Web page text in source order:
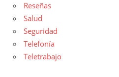
Reseñas
Salud
Seguridad
Telefonía
Teletrabajo